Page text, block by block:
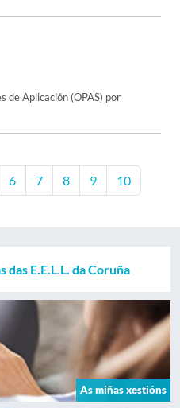
de Aplicación (OPAS) por
6 7 8 9 10
das E.E.L.L. da Coruña
As miñas xestións